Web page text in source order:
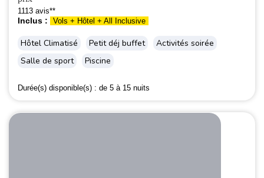
1113 avis**
Inclus : Vols + Hôtel + All Inclusive
Hôtel Climatisé Petit déj buffet
Activités soirée
Salle de sport
Piscine
Durée(s) disponible(s) : de 5 à 15 nuits